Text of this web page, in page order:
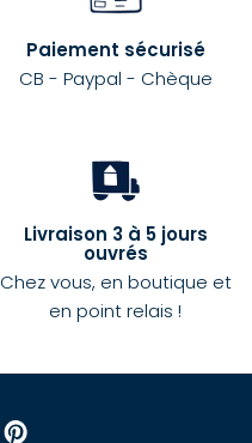
Paiement sécurisé
CB - Paypal - Chèque
Livraison 3 à 5 jours
ouvrés
Chez vous, en boutique et
en point relais !